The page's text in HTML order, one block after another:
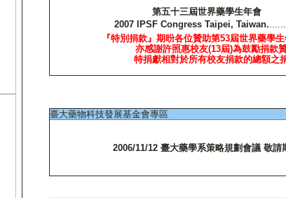
第五十三屆世界藥學生年會
2007 IPSF Congress Taipei, Taiwan.......
『特別捐款』期昐各位贊助第53屆世界藥學生
亦感謝許照惠校友(13屆)為鼓勵捐款
特捐獻相對於所有校友捐款的總額之
臺大藥物科技發展基金會專區
2006/11/12 臺大藥學系策略規劃會議 敬請